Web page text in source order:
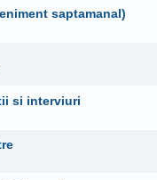
saptamanal)
si interviuri